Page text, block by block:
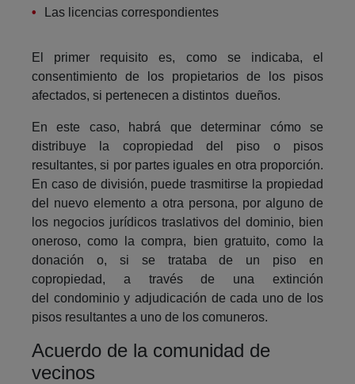
Las licencias correspondientes
El primer requisito es, como se indicaba, el
consentimiento de los propietarios de los pisos
afectados, si pertenecen a distintos dueños.
En este caso, habrá que determinar cómo se
distribuye la copropiedad del piso o pisos
resultantes, si por partes iguales en otra proporción.
En caso de división, puede trasmitirse la propiedad
del nuevo elemento a otra persona, por alguno de
los negocios jurídicos traslativos del dominio, bien
oneroso, como la compra, bien gratuito, como la
donación o, si se trataba de un piso en
copropiedad, a través de una extinción
del condominio y adjudicación de cada uno de los
pisos resultantes a uno de los comuneros.
Acuerdo de la comunidad de
vecinos